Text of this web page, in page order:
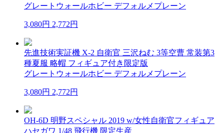
グレートウォールホビー デフォルメプレーン
3,080円 2,772円
先進技術実証機 X-2 自衛官 三沢ねむ 3等空曹 常装第3
種夏服 略帽 フィギュア付き限定版
グレートウォールホビー デフォルメプレーン
3,080円 2,772円
OH-6D 明野スペシャル 2019 w/女性自衛官フィギュア
ハセガワ 1/48 飛行機 限定生産